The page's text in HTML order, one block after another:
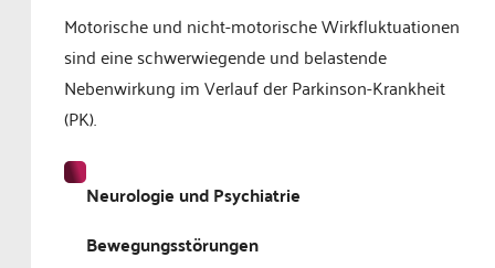
Motorische und nicht-motorische Wirkfluktuationen
sind eine schwerwiegende und belastende
Nebenwirkung im Verlauf der Parkinson-Krankheit
(PK).
Neurologie und Psychiatrie
Bewegungsstörungen